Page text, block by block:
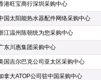
港旺宝商行深圳采购中心
国太阳能热水器配件网络采购中心
江温州陈朝统为您采购中心
东川惠集团采购中心
国吉尔巴克公司亚太区采购中心
拿大ATOP公司驻中国采购中心